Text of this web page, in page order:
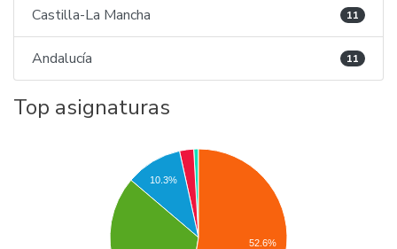
Castilla-La Mancha 11
Andalucía 11
Top asignaturas
10.3%
52.6%